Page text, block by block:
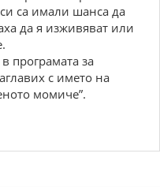
са имали шанса да
да я изживяват или
програмата за
с името на
момиче”.